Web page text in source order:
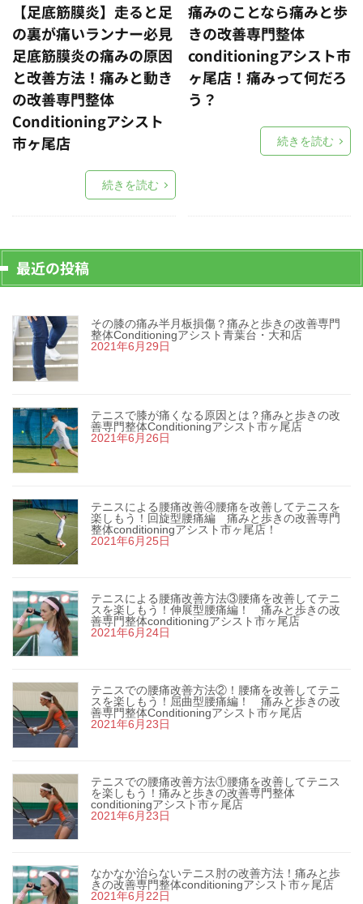
【足底筋膜炎】走ると足
の裏が痛いランナー必見
足底筋膜炎の痛みの原因
と改善方法！痛みと動き
の改善専門整体
Conditioningアシスト
市ヶ尾店
続きを読む
痛みのことなら痛みと歩
きの改善専門整体
conditioningアシスト市
ヶ尾店！痛みって何だろ
う？
続きを読む
最近の投稿
その膝の痛み半月板損傷？痛みと歩きの改善専門
整体Conditioningアシスト青葉台・大和店
2021年6月29日
テニスで膝が痛くなる原因とは？痛みと歩きの改
善専門整体Conditioningアシスト市ヶ尾店
2021年6月26日
テニスによる腰痛改善④腰痛を改善してテニスを
楽しもう！回旋型腰痛編 痛みと歩きの改善専門
整体conditioningアシスト市ヶ尾店！
2021年6月25日
テニスによる腰痛改善方法③腰痛を改善してテニ
スを楽しもう！伸展型腰痛編！ 痛みと歩きの改
善専門整体conditioningアシスト市ヶ尾店
2021年6月24日
テニスでの腰痛改善方法②！腰痛を改善してテニ
スを楽しもう！屈曲型腰痛編！ 痛みと歩きの改
善専門整体Conditioningアシスト市ヶ尾店
2021年6月23日
テニスでの腰痛改善方法①腰痛を改善してテニス
を楽しもう！痛みと歩きの改善専門整体
conditioningアシスト市ヶ尾店
2021年6月23日
なかなか治らないテニス肘の改善方法！痛みと歩
きの改善専門整体conditioningアシスト市ヶ尾店
2021年6月22日